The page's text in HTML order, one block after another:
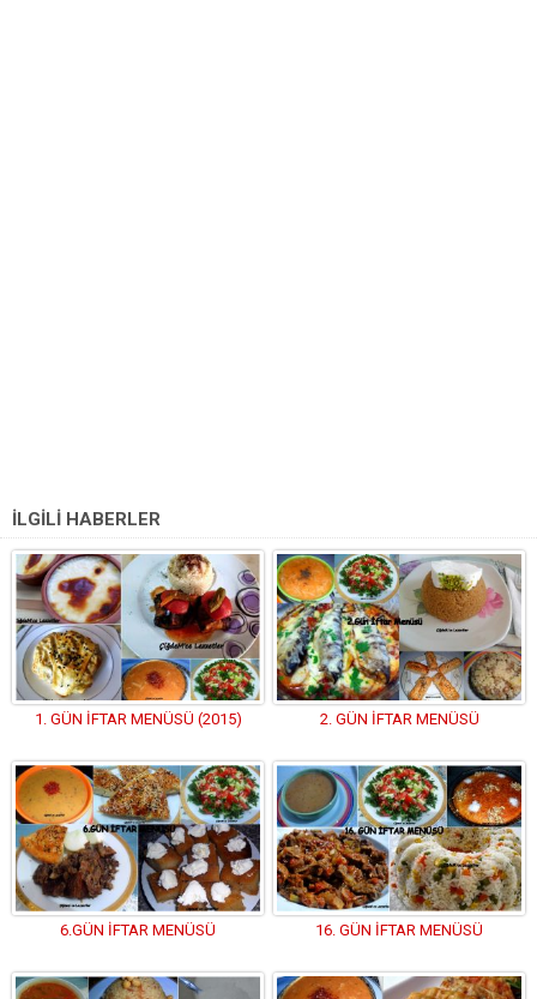
İLGİLİ HABERLER
1. GÜN İFTAR MENÜSÜ (2015) 2. GÜN İFTAR MENÜSÜ
6.GÜN İFTAR MENÜSÜ 16. GÜN İFTAR MENÜSÜ